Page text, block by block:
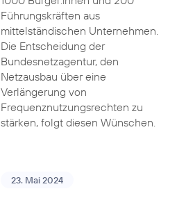
Führungskräften aus
mittelständischen Unternehmen.
Die Entscheidung der
Bundesnetzagentur, den
Netzausbau über eine
Verlängerung von
Frequenznutzungsrechten zu
stärken, folgt diesen Wünschen.
23. Mai 2024